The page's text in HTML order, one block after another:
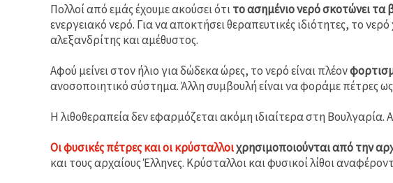
Πολλοί από εμάς έχουμε ακούσει ότιτο ασημένιο νερό σκοτώνει τα
ενεργειακό νερό. Για να αποκτήσει θεραπευτικές ιδιότητες, το
αλεξανδρίτης και αμέθυστος.
Αφού μείνει στον ήλιο για δώδεκα ώρες, το νερό είναι πλέον
ανοσοποιητικό σύστημα. Άλλη συμβουλή είναι να φοράμε πέτρες
Η λιθοθεραπεία δεν εφαρμόζεται ακόμη ιδιαίτερα στη Βουλγαρία.
Οι φυσικές πέτρες και οι κρύσταλλοιχρησιμοποιούνται από την
και τους αρχαίους Έλληνες. Κρύσταλλοι και φυσικοί λίθοι